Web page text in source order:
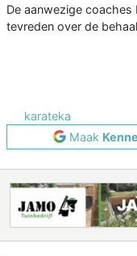
De aanwezige coaches
tevreden over de
karateka
Maak